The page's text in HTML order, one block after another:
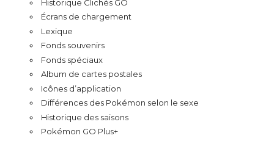
Historique Clichés GO
Écrans de chargement
Lexique
Fonds souvenirs
Fonds spéciaux
Album de cartes postales
Icônes d’application
Différences des Pokémon selon le sexe
Historique des saisons
Pokémon GO Plus+